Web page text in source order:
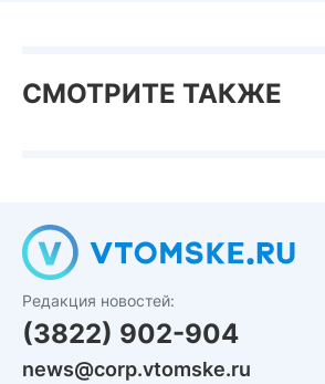
СМОТРИТЕ ТАКЖЕ
Редакция новостей:
(3822) 902-904
news@corp.vtomske.ru